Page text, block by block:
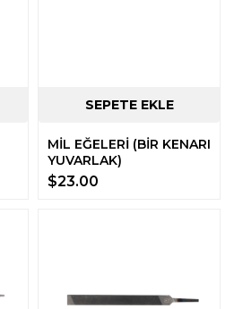
MİL EĞELERİ (BİR KENARI
YUVARLAK)
$23.00